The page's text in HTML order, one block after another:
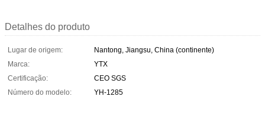
Detalhes do produto
Lugar de origem:
Nantong, Jiangsu, China (continente)
Marca:
YTX
Certificação:
CEO SGS
Número do modelo:
YH-1285